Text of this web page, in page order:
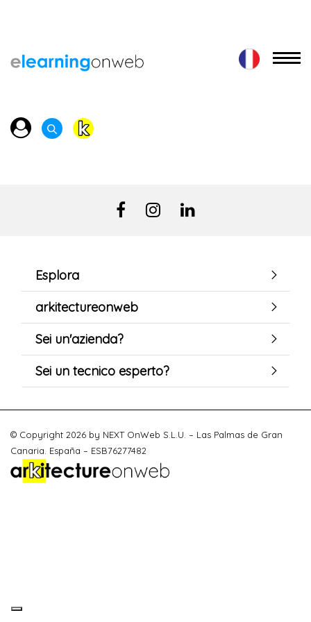
Esplora
arkitectureonweb
Sei un'azienda?
Sei un tecnico esperto?
© Copyright 2026 by NEXT OnWeb S.L.U. – Las Palmas de Gran
Canaria. España – ESB76277482